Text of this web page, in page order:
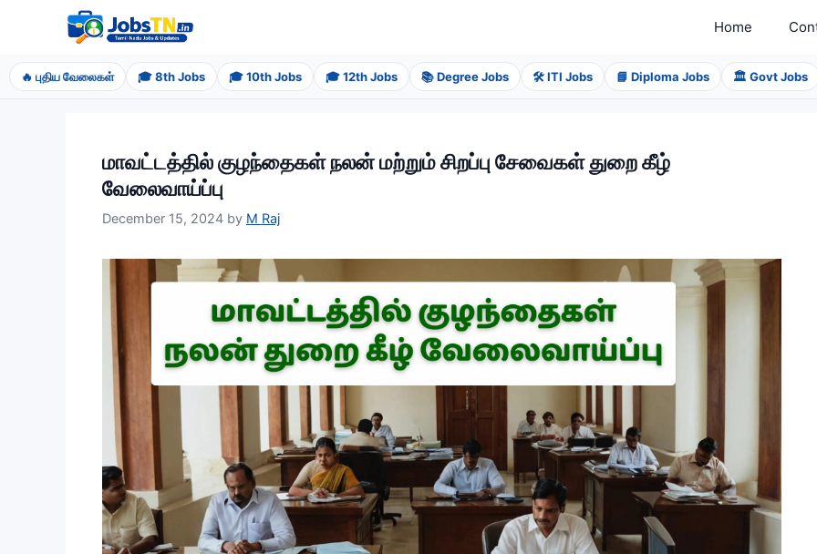
content
Home
🔥 புதிய வேலைகள் 🎓 8th Jobs 🎓 10th Jobs 🎓 12th Jobs 📚 Degree Jobs 🛠️ ITI Jobs 📘 Diploma Jobs 🏛️ Govt Jobs
மாவட்டத்தில் குழந்தைகள் நலன் மற்றும் சிறப்பு சேவைகள் துறை கீழ்
வேலைவாய்ப்பு
December 15, 2024 by M Raj